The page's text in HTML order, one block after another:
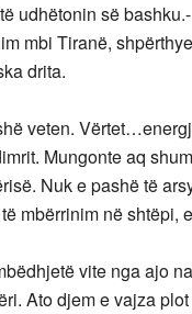
udhëtonin së
mbi Tiranë,
drita.
veten.
Mungonte aq
Nuk e pashë të
mbërrinim në shtëpi,
vite nga ajo
Ato djem e vajza